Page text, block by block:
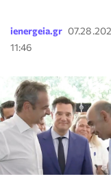
ienergeia.gr
11:46